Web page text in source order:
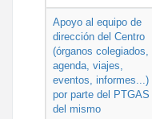
Apoyo al equipo de
dirección del Centro
(órganos colegiados,
agenda, viajes,
eventos, informes...)
por parte del PTGAS
del mismo